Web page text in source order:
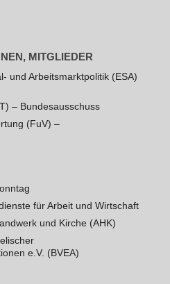
MITGLIEDER
und Arbeitsmarktpolitik (ESA)
– Bundesausschuss
(FuV) –
für Arbeit und Wirtschaft
und Kirche (AHK)
e.V. (BVEA)